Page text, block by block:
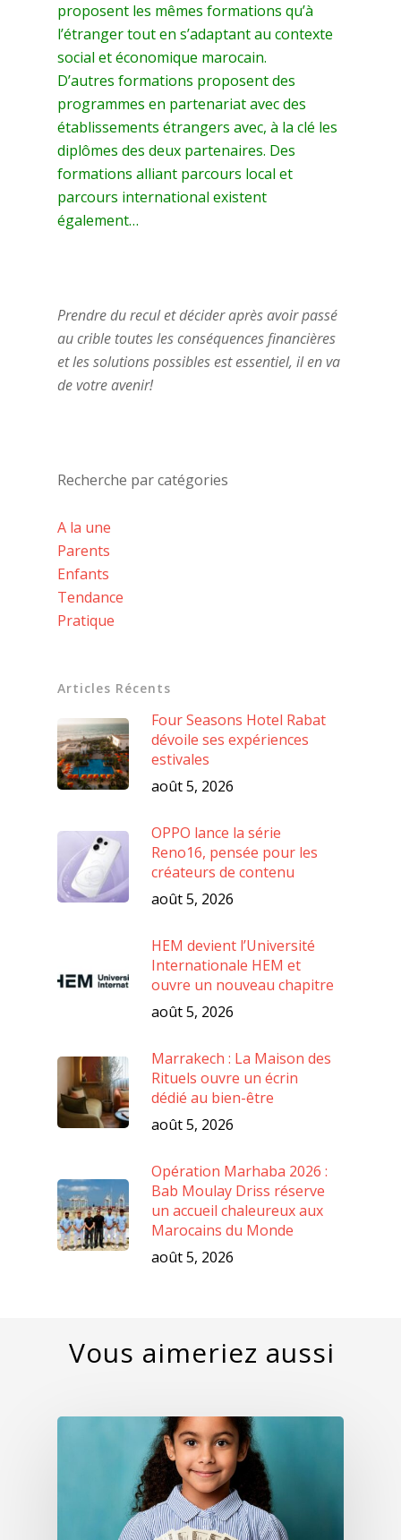
proposent les mêmes formations qu’à
l’étranger tout en s’adaptant au contexte
social et économique marocain.
D’autres formations proposent des
programmes en partenariat avec des
établissements étrangers avec, à la clé les
diplômes des deux partenaires. Des
formations alliant parcours local et
parcours international existent
également…
Prendre du recul et décider après avoir passé
au crible toutes les conséquences financières
et les solutions possibles est essentiel, il en va
de votre avenir!
Recherche par catégories
A la une
Parents
Enfants
Tendance
Pratique
Articles Récents
Four Seasons Hotel Rabat
dévoile ses expériences
estivales
août 5, 2026
OPPO lance la série
Reno16, pensée pour les
créateurs de contenu
août 5, 2026
HEM devient l’Université
Internationale HEM et
ouvre un nouveau chapitre
août 5, 2026
Marrakech : La Maison des
Rituels ouvre un écrin
dédié au bien-être
août 5, 2026
Opération Marhaba 2026 :
Bab Moulay Driss réserve
un accueil chaleureux aux
Marocains du Monde
août 5, 2026